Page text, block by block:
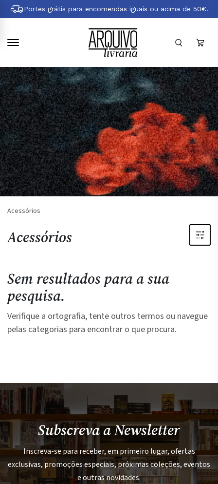
Pular
para
principal
Portes grátis para encomendas iguais ou acima de 50€.
Acessórios
Acessórios
Sem resultados para a sua
pesquisa.
Verifique a ortografia, tente outros termos ou navegue
pelas categorias para encontrar o que procura.
Subscreva a Newsletter
Inscreva-se para receber, em primeiro lugar, ofertas
exclusivas, promoções especiais, próximas coleções, eventos
e outras novidades.